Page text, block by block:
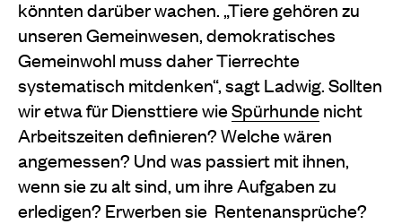
könnten darüber wachen. „Tiere gehören zu
unseren Gemeinwesen, demokratisches
Gemeinwohl muss daher Tierrechte
systematisch mitdenken“, sagt Ladwig. Sollten
wir etwa für Diensttiere wieSpürhundenicht
Arbeitszeiten definieren? Welche wären
angemessen? Und was passiert mit ihnen,
wenn sie zu alt sind, um ihre Aufgaben zu
erledigen? Erwerben sie Rentenansprüche?